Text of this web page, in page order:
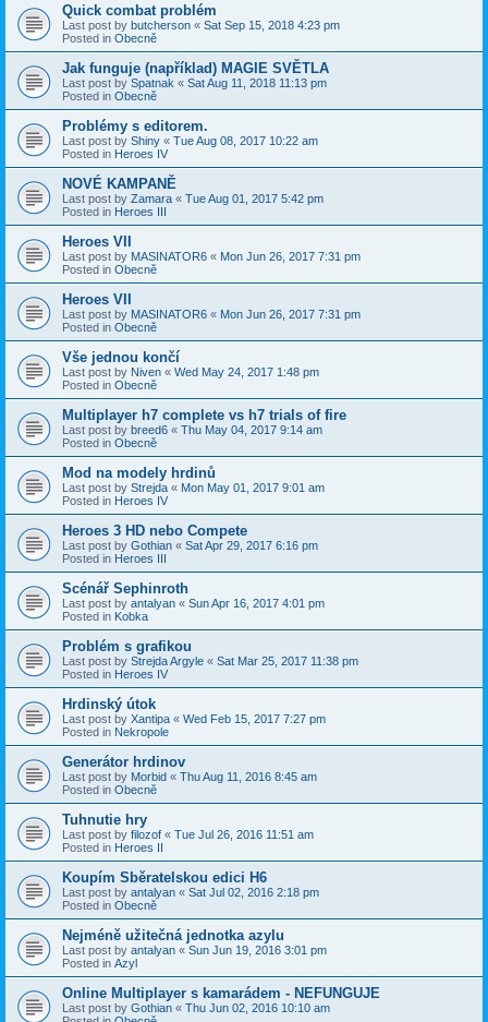
Quick combat problém
Last post by butcherson « Sat Sep 15, 2018 4:23 pm
Posted in Obecně
Jak funguje (například) MAGIE SVĚTLA
Last post by Spatnak « Sat Aug 11, 2018 11:13 pm
Posted in Obecně
Problémy s editorem.
Last post by Shiny « Tue Aug 08, 2017 10:22 am
Posted in Heroes IV
NOVÉ KAMPANĚ
Last post by Zamara « Tue Aug 01, 2017 5:42 pm
Posted in Heroes III
Heroes VII
Last post by MASINATOR6 « Mon Jun 26, 2017 7:31 pm
Posted in Obecně
Heroes VII
Last post by MASINATOR6 « Mon Jun 26, 2017 7:31 pm
Posted in Obecně
Vše jednou končí
Last post by Niven « Wed May 24, 2017 1:48 pm
Posted in Obecně
Multiplayer h7 complete vs h7 trials of fire
Last post by breed6 « Thu May 04, 2017 9:14 am
Posted in Obecně
Mod na modely hrdinů
Last post by Strejda « Mon May 01, 2017 9:01 am
Posted in Heroes IV
Heroes 3 HD nebo Compete
Last post by Gothian « Sat Apr 29, 2017 6:16 pm
Posted in Heroes III
Scénář Sephinroth
Last post by antalyan « Sun Apr 16, 2017 4:01 pm
Posted in Kobka
Problém s grafikou
Last post by Strejda Argyle « Sat Mar 25, 2017 11:38 pm
Posted in Heroes IV
Hrdinský útok
Last post by Xantipa « Wed Feb 15, 2017 7:27 pm
Posted in Nekropole
Generátor hrdinov
Last post by Morbid « Thu Aug 11, 2016 8:45 am
Posted in Obecně
Tuhnutie hry
Last post by filozof « Tue Jul 26, 2016 11:51 am
Posted in Heroes II
Koupím Sběratelskou edici H6
Last post by antalyan « Sat Jul 02, 2016 2:18 pm
Posted in Obecně
Nejméně užitečná jednotka azylu
Last post by antalyan « Sun Jun 19, 2016 3:01 pm
Posted in Azyl
Online Multiplayer s kamarádem - NEFUNGUJE
Last post by Gothian « Thu Jun 02, 2016 10:10 am